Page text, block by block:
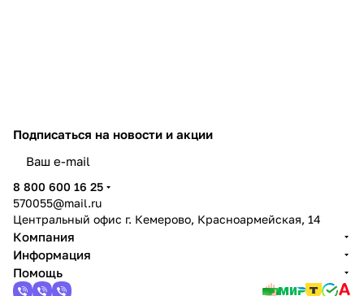
Подписаться на новости и акции
8 800 600 16 25
570055@mail.ru
Центральный офис г. Кемерово, Красноармейская, 14
Компания
Информация
Помощь